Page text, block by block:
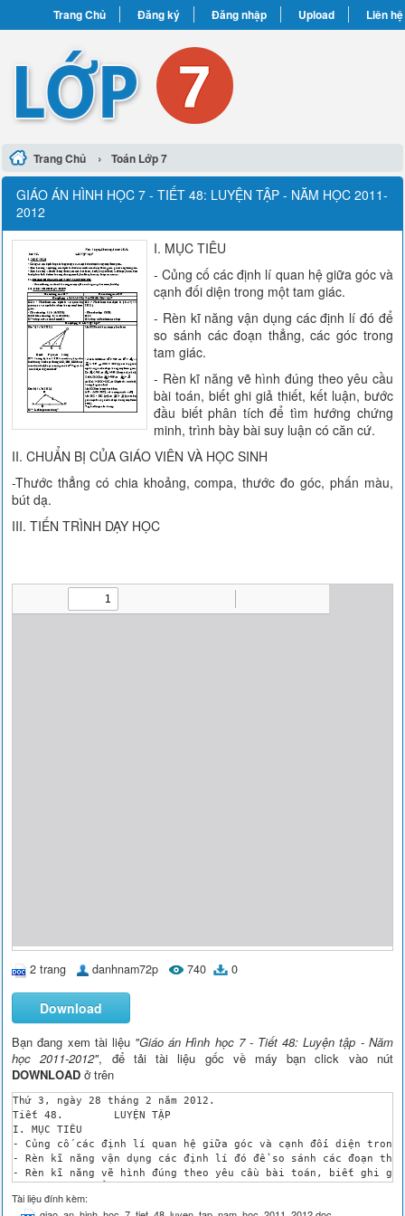
Trang Chủ Đăng ký Đăng nhập Upload Liên hệ
Trang Chủ › Toán Lớp 7
GIÁO ÁN HÌNH HỌC 7 - TIẾT 48: LUYỆN TẬP - NĂM HỌC 2011-
2012
I. MỤC TIÊU
- Củng cố các định lí quan hệ giữa góc và
cạnh đối diện trong một tam giác.
- Rèn kĩ năng vận dụng các định lí đó để
so sánh các đoạn thẳng, các góc trong
tam giác.
- Rèn kĩ năng vẽ hình đúng theo yêu cầu
bài toán, biết ghi giả thiết, kết luận, bước
đầu biết phân tích để tìm hướng chứng
minh, trình bày bài suy luận có căn cứ.
II. CHUẨN BỊ CỦA GIÁO VIÊN VÀ HỌC SINH
-Thước thẳng có chia khoảng, compa, thước đo góc, phấn màu,
bút dạ.
III. TIẾN TRÌNH DẠY HỌC
2 trang danhnam72p 740 0
Download
Bạn đang xem tài liệu "Giáo án Hình học 7 - Tiết 48: Luyện tập - Năm
học 2011-2012", để tải tài liệu gốc về máy bạn click vào nút
DOWNLOAD ở trên
Thứ 3, ngày 28 tháng 2 năm 2012.
Tiết 48. 	LUYỆN TẬP
I. MỤC TIÊU
- Củng cố các định lí quan hệ giữa góc và cạnh đối diện trong
- Rèn kĩ năng vận dụng các định lí đó để so sánh các đoạn
- Rèn kĩ năng vẽ hình đúng theo yêu cầu bài toán, biết ghi
II. CHUẨN BỊ CỦA GIÁO VIÊN VÀ HỌC SINH
-Thước thẳng có chia khoảng, compa, thước đo góc, phấn màu,
Tài liệu đính kèm: